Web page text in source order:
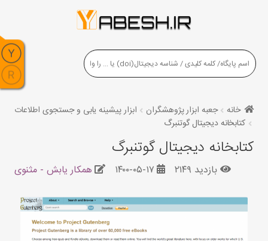
خانه جعبه ابزار پژوهشگران
ابزار پیشینه یابی و جستجوی اطلاعات
کتابخانه دیجیتال گوتنبرگ
کتابخانه دیجیتال گوتنبرگ
همکار یابش - مثنوی ۱۴۰۰-۰۵-۱۷ بازدید ۲۱۴۹